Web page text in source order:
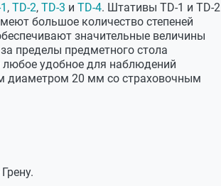
, TD-2, TD-3 и TD-4. Штативы TD-1 и TD-2
большое количество степеней
значительные величины
пределы предметного стола
любое удобное для наблюдений
диаметром 20 мм со страховочным